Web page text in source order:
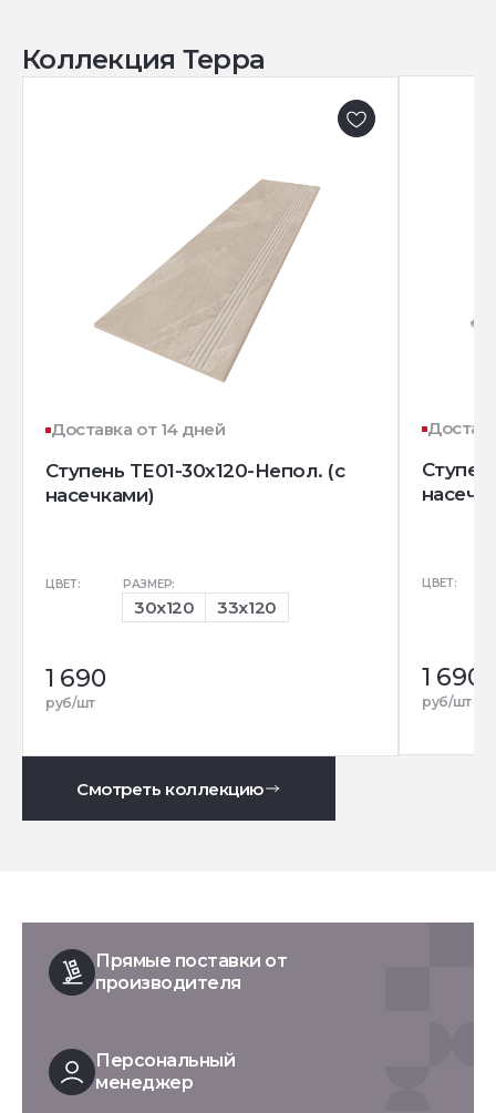
Коллекция Терра
Доставка от 14 дней
Ступень TE01-30x120-Непол. (с
насечками)
ЦВЕТ: РАЗМЕР:
30x120 33x120
1 690
руб/шт
ЦВЕТ:
1 690
руб/шт
Смотреть коллекцию
Прямые поставки от
производителя
Персональный
менеджер